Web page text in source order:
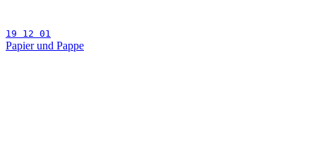
19 12 01
Papier und Pappe